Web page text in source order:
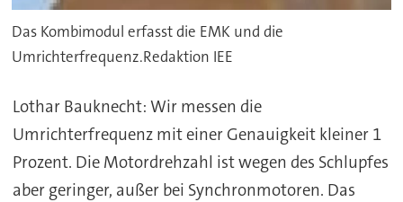
Das Kombimodul erfasst die EMK und die
Umrichterfrequenz.Redaktion IEE
Lothar Bauknecht: Wir messen die
Umrichterfrequenz mit einer Genauigkeit kleiner 1
Prozent. Die Motordrehzahl ist wegen des Schlupfes
aber geringer, außer bei Synchronmotoren. Das